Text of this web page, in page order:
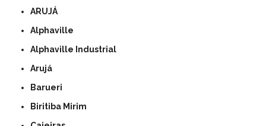
ARUJÁ
Alphaville
Alphaville Industrial
Arujá
Barueri
Biritiba Mirim